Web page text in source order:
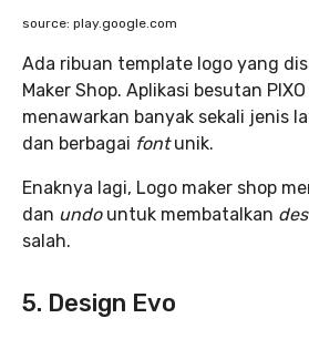
source: play.google.com
Ada ribuan template logo yang
Maker Shop. Aplikasi besutan
menawarkan banyak sekali jenis
dan berbagai fontunik.
Enaknya lagi, Logo maker shop
dan undo untuk membatalkan
salah.
5. Design Evo